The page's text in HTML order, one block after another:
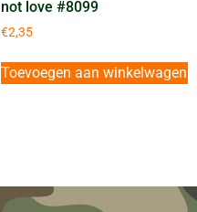
not love #8099
€2,35
Toevoegen aan winkelwagen